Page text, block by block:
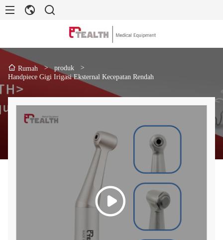
Rumah > produk
>
Handpiece Gigi Irigasi Eksternal Kecepatan Rendah